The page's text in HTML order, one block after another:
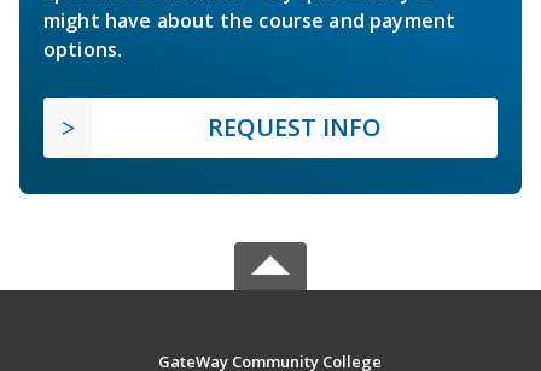
might have about the course and payment
options.
REQUEST INFO
GateWay Community College